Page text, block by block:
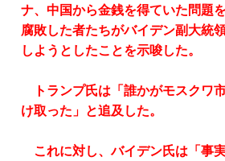
ナ、中国から金銭を得ていた問題を
腐敗した者たちがバイデン副大統
しようとしたことを示唆した。
トランプ氏は「誰かがモスクワ
け取った」と追及した。
これに対し、バイデン氏は「事